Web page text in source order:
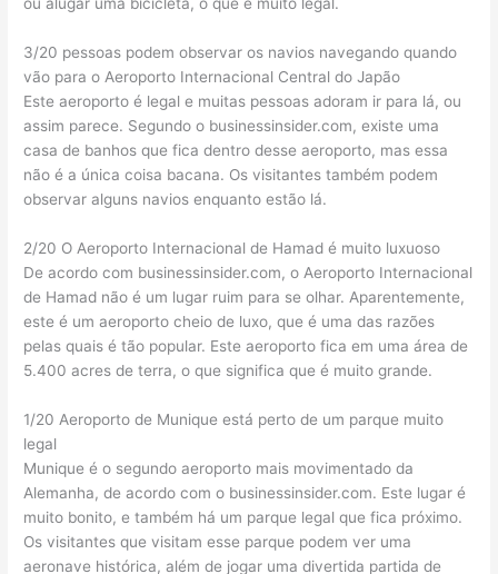
ou alugar uma bicicleta, o que é muito legal.
3/20 pessoas podem observar os navios navegando quando
vão para o Aeroporto Internacional Central do Japão
Este aeroporto é legal e muitas pessoas adoram ir para lá, ou
assim parece. Segundo o businessinsider.com, existe uma
casa de banhos que fica dentro desse aeroporto, mas essa
não é a única coisa bacana. Os visitantes também podem
observar alguns navios enquanto estão lá.
2/20 O Aeroporto Internacional de Hamad é muito luxuoso
De acordo com businessinsider.com, o Aeroporto Internacional
de Hamad não é um lugar ruim para se olhar. Aparentemente,
este é um aeroporto cheio de luxo, que é uma das razões
pelas quais é tão popular. Este aeroporto fica em uma área de
5.400 acres de terra, o que significa que é muito grande.
1/20 Aeroporto de Munique está perto de um parque muito
legal
Munique é o segundo aeroporto mais movimentado da
Alemanha, de acordo com o businessinsider.com. Este lugar é
muito bonito, e também há um parque legal que fica próximo.
Os visitantes que visitam esse parque podem ver uma
aeronave histórica, além de jogar uma divertida partida de